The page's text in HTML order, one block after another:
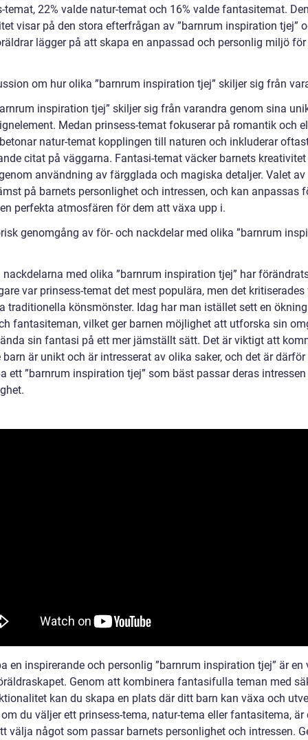
temat, 22% valde natur-temat och 16% valde fantasitemat.
visar på den stora efterfrågan av ”barnrum inspiration tjej”
lägger på att skapa en anpassad och personlig miljö
om hur olika ”barnrum inspiration tjej” skiljer sig från
inspiration tjej” skiljer sig från varandra genom sina
Medan prinsess-temat fokuserar på romantik och
natur-temat kopplingen till naturen och inkluderar
citat på väggarna. Fantasi-temat väcker barnets
användning av färgglada och magiska detaljer. Valet av
på barnets personlighet och intressen, och kan anpassas
perfekta atmosfären för dem att växa upp i.
genomgång av för- och nackdelar med olika ”barnrum
nackdelarna med olika ”barnrum inspiration tjej” har
var prinsess-temat det mest populära, men det
traditionella könsmönster. Idag har man istället sett en
fantasiteman, vilket ger barnen möjlighet att utforska sin
sin fantasi på ett mer jämställt sätt. Det är viktigt att
barn är unikt och är intresserat av olika saker, och det är
ett ”barnrum inspiration tjej” som bäst passar deras
en inspirerande och personlig ”barnrum inspiration tjej” är en
Genom att kombinera fantasifulla teman med
kan du skapa en plats där ditt barn kan växa och
du väljer ett prinsess-tema, natur-tema eller fantasitema, är
välja något som passar barnets personlighet och intressen.